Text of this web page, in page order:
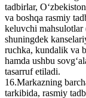
tadbirlar,
va boshqa rasmiy
keluvchi
shuningdek
ruchka, kundalik va
hamda ushbu
tasarruf etiladi.
16.Markazning
tarkibida, rasmiy